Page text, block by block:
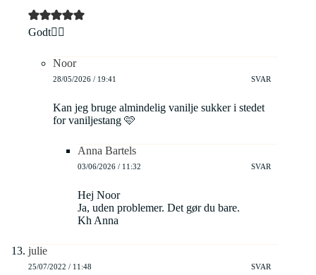
Godt👍🏻
Noor
28/05/2026 / 19:41 SVAR
Kan jeg bruge almindelig vanilje sukker i stedet
for vaniljestang 🩷
Anna Bartels
03/06/2026 / 11:32 SVAR
Hej Noor
Ja, uden problemer. Det gør du bare.
Kh Anna
julie
25/07/2022 / 11:48 SVAR